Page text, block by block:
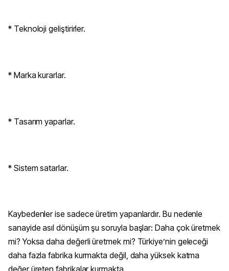
* Teknoloji geliştirirler.
* Marka kurarlar.
* Tasarım yaparlar.
* Sistem satarlar.
Kaybedenler ise sadece üretim yapanlardır. Bu nedenle
sanayide asıl dönüşüm şu soruyla başlar: Daha çok üretmek
mi? Yoksa daha değerli üretmek mi? Türkiye’nin geleceği
daha fazla fabrika kurmakta değil, daha yüksek katma